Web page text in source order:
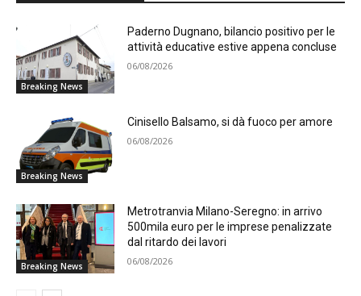
Breaking News
Paderno Dugnano, bilancio positivo per le
attività educative estive appena concluse
06/08/2026
Breaking News
Cinisello Balsamo, si dà fuoco per amore
06/08/2026
Breaking News
Metrotranvia Milano-Seregno: in arrivo
500mila euro per le imprese penalizzate
dal ritardo dei lavori
06/08/2026